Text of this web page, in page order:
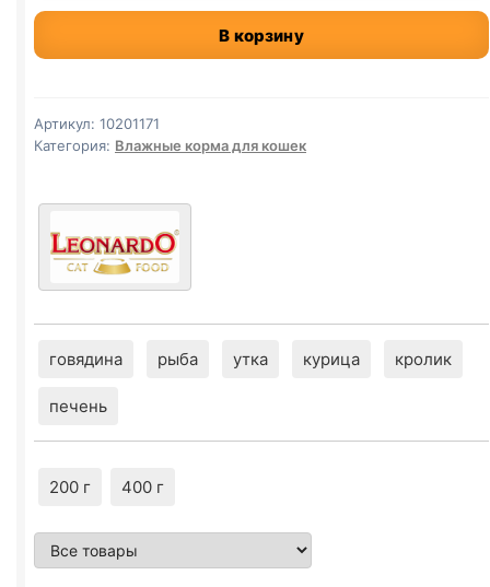
Леонардо
консервы
Утка)
В корзину
Артикул: 10201171
Категория: Влажные корма для кошек
говядина рыба утка курица кролик
печень
200 г 400 г